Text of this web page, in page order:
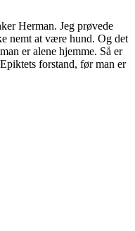
Herman. Jeg prøvede
nemt at være hund. Og det
er alene hjemme. Så er
forstand, før man er